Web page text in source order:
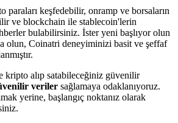
paraları keşfedebilir, onramp ve borsaların
ve blockchain ile stablecoin'lerin
bulabilirsiniz. İster yeni başlıyor olun
olun, Coinatri deneyiminizi basit ve şeffaf
kripto alıp satabileceğiniz güvenilir
veriler sağlamaya odaklanıyoruz.
yerine, başlangıç noktanız olarak